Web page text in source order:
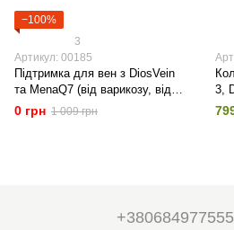
−100%
3
Артикул: 00185
Підтримка для вен з DiosVein
та MenaQ7 (від варикозу, від
геморою) Vein Support, Doctor's
Best, 60 капсул
0 грн 1 009 грн
3,